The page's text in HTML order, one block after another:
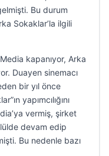
Bu durum
Sokaklar’la ilgili
kapanıyor, Arka
Duayen sinemacı
bir yıl önce
yapımcılığını
vermiş, şirket
devam edip
Bu nedenle bazı